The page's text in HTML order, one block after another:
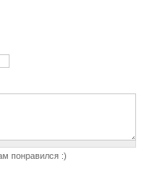
понравился :)